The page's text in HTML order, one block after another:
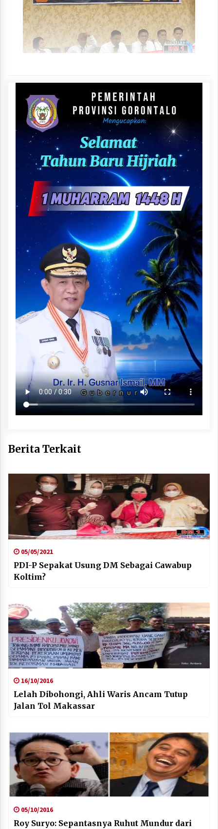
Berita Terkait
05/05/2021
PDI-P Sepakat Usung DM Sebagai Cawabup
Koltim?
16/10/2016
Lelah Dibohongi, Ahli Waris Ancam Tutup
Jalan Tol Makassar
05/10/2016
Roy Suryo: Sepantasnya Ruhut Mundur dari